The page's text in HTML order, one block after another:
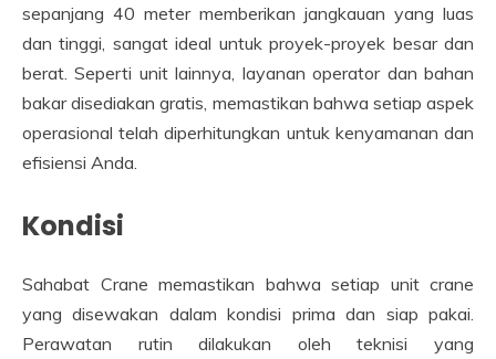
sepanjang 40 meter memberikan jangkauan yang luas
dan tinggi, sangat ideal untuk proyek-proyek besar dan
berat. Seperti unit lainnya, layanan operator dan bahan
bakar disediakan gratis, memastikan bahwa setiap aspek
operasional telah diperhitungkan untuk kenyamanan dan
efisiensi Anda.
Kondisi
Sahabat Crane memastikan bahwa setiap unit crane
yang disewakan dalam kondisi prima dan siap pakai.
Perawatan rutin dilakukan oleh teknisi yang